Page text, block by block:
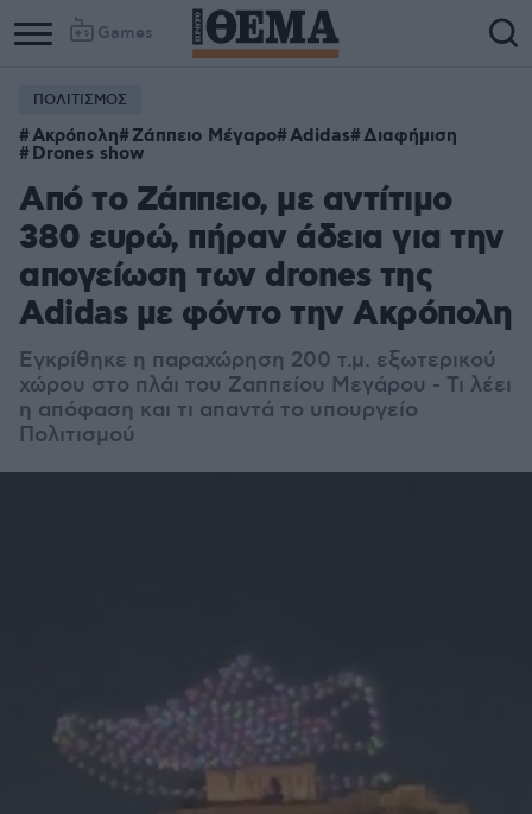
Games
ΠΟΛΙΤΙΣΜΟΣ
Ακρόπολη Ζάππειο Μέγαρο Adidas Διαφήμιση
Drones show
Από το Ζάππειο, με αντίτιμο
380 ευρώ, πήραν άδεια για την
απογείωση των drones της
Adidas με φόντο την Ακρόπολη
Εγκρίθηκε η παραχώρηση 200 τ.μ. εξωτερικού
χώρου στο πλάι του Ζαππείου Μεγάρου - Τι λέει
η απόφαση και τι απαντά το υπουργείο
Πολιτισμού